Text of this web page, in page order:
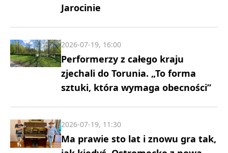
Jarocinie
Performerzy z całego kraju
zjechali do Torunia. „To forma
sztuki, która wymaga obecności”
2026-07-19, 16:00
Ma prawie sto lat i znowu gra tak,
2026-07-19, 11:30